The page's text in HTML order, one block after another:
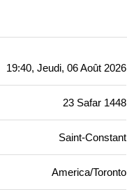
19:40, Jeudi, 06 Août 2026
23 Safar 1448
Saint-Constant
America/Toronto